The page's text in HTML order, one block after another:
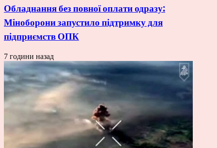
Обладнання без повної оплати одразу:
Міноборони запустило підтримку для
підприємств ОПК
7 години назад